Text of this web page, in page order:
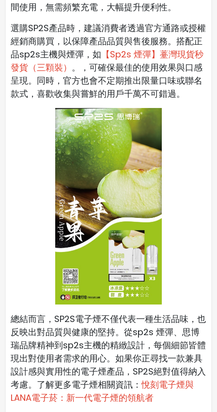
間使用，無需頻繁充電，大幅提升便利性。
選購SP2S產品時，建議消費者透過官方通路或授權
經銷商購買，以保障產品品質與售後服務。搭配正
品sp2s主機與煙彈，如 【Sp2s 煙彈】薹灣現貨秒
發貨（三顆裝） 。，可確保最佳的使用效果與口感
呈現。同時，官方也會不定期推出限量口味或聯名
款式，喜歡收集與嘗鮮的用戶千萬不可錯過。
總結而言，SP2S電子煙不僅代表一種生活品味，也
反映出對品質與健康的堅持。從sp2s 煙彈、思博
瑞品牌精神到sp2s主機的精緻設計，每個細節皆體
現出對使用者需求的用心。如果你正尋找一款兼具
設計感與實用性的電子煙產品，SP2S絕對值得納入
考慮。了解更多電子煙相關資訊：悅刻電子煙與
LANA電子菸：新一代電子煙的領航者